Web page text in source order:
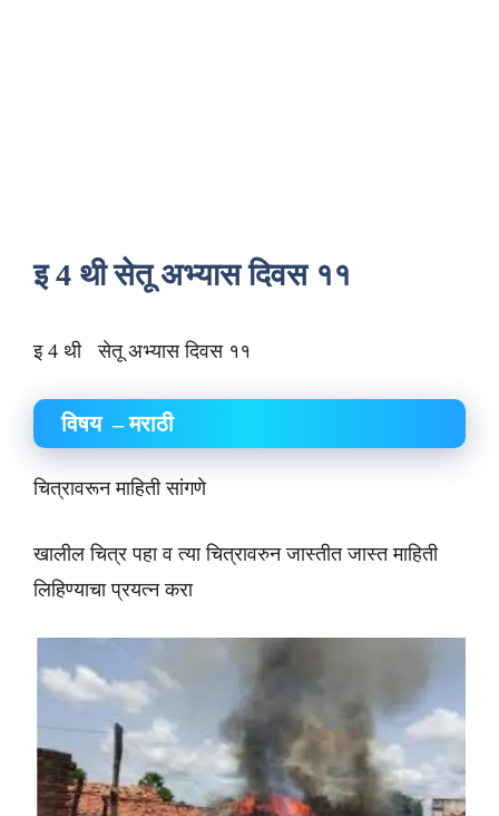
इ 4 थी सेतू अभ्यास दिवस ११
इ 4 थी सेतू अभ्यास दिवस ११
विषय – मराठी
चित्रावरून माहिती सांगणे
खालील चित्र पहा व त्या चित्रावरुन जास्तीत जास्त माहिती
लिहिण्याचा प्रयत्न करा